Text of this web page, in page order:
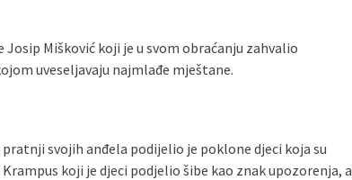
Mišković koji je u svom obraćanju zahvalio
uveseljavaju najmlađe mještane.
svojih anđela podijelio je poklone djeci koja su
koji je djeci podjelio šibe kao znak upozorenja, a